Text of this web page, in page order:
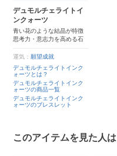
デュモルチェライトイ
ンクォーツ
青い花のような結晶が特徴
思考力・意志力を高める石
運気： 願望成就
デュモルチェライトインク
ォーツとは？
デュモルチェライトインク
ォーツの商品一覧
デュモルチェライトインク
ォーツのブレスレット
このアイテムを見た人